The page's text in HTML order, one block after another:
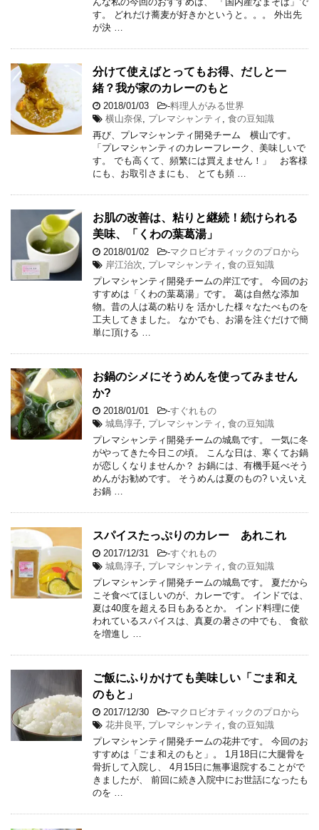
す。 どれだけ蕎麦が好きかというと。。。 外出先
が決 …
分けて使えばとってもお得、だしと一
緒？我が家のカレーのもと
2018/01/03 -料理人がみる世界
横山奈保, プレマシャンティ , 食の豆知識
再び、プレマシャンティ開発チーム 横山です。
「プレマシャンティのカレーフレーク、美味しいで
す。 でも高くて、頻繁には買えません！」 お客様
にも、お取引さまにも、 とても頻 …
お肌の改善は、粘りと継続！続けられる
美味、「くわの葉葛湯」
2018/01/02 -マクロビオティックのプロから
岸江治次, プレマシャンティ , 食の豆知識
プレマシャンティ開発チームの岸江です。 今回のお
すすめは「くわの葉葛湯」です。 葛は自然な添加
物。昔の人は葛の粘りを 活かした様々なたべものを
工夫してきました。 なかでも、お湯を注ぐだけで簡
単に頂ける …
お鍋のシメにそうめんを使ってみません
か?
2018/01/01 -すぐれもの
城島淳子, プレマシャンティ , 食の豆知識
プレマシャンティ開発チームの城島です。 一気に冬
がやってきた今日この頃。 こんな日は、寒くてお鍋
が恋しくなりませんか？ お鍋には、有機手延べそう
めんがお勧めです。 そうめんは夏のもの? いえいえ
お鍋 …
スパイスたっぷりのカレー あれこれ
2017/12/31 -すぐれもの
城島淳子, プレマシャンティ , 食の豆知識
プレマシャンティ開発チームの城島です。 夏だから
こそ食べてほしいのが、カレーです。 インドでは、
夏は40度を超える日もあるとか。 インド料理に使
われているスパイスは、真夏の暑さの中でも、 食欲
を増進し …
ご飯にふりかけても美味しい「ごま和え
のもと」
2017/12/30 -マクロビオティックのプロから
花井良平, プレマシャンティ , 食の豆知識
プレマシャンティ開発チームの花井です。 今回のお
すすめは「ごま和えのもと」。 1月18日に大腿骨を
骨折して入院し、 4月15日に無事退院することがで
きましたが、 前回に続き入院中にお世話になったも
のを …